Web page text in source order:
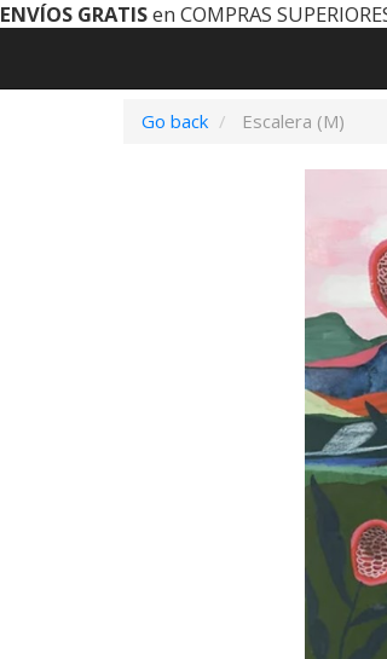
ENVÍOS GRATISen COMPRAS
Go back Escalera (M)